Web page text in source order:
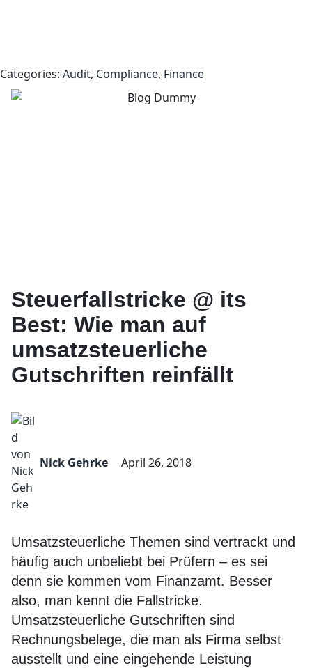
Categories: Audit, Compliance, Finance
Steuerfallstricke @ its
Best: Wie man auf
umsatzsteuerliche
Gutschriften reinfällt
Nick Gehrke April 26, 2018
Umsatzsteuerliche Themen sind vertrackt und
häufig auch unbeliebt bei Prüfern – es sei
denn sie kommen vom Finanzamt. Besser
also, man kennt die Fallstricke.
Umsatzsteuerliche Gutschriften sind
Rechnungsbelege, die man als Firma selbst
ausstellt und eine eingehende Leistung